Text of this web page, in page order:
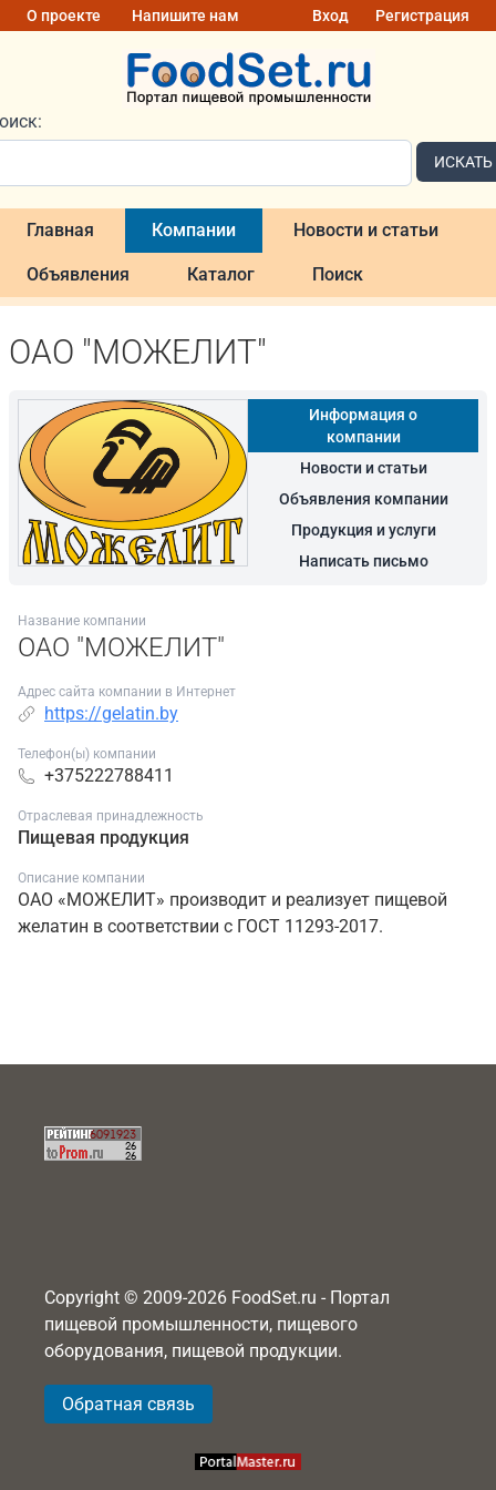
О проекте Напишите нам Вход Регистрация
ИСКАТЬ
Главная Компании Новости и статьи
Объявления Каталог Поиск
ОАО "МОЖЕЛИТ"
Информация о
компании
Новости и статьи
Объявления компании
Продукция и услуги
Написать письмо
Название компании
ОАО "МОЖЕЛИТ"
Адрес сайта компании в Интернет
https://gelatin.by
Телефон(ы) компании
+375222788411
Отраслевая принадлежность
Пищевая продукция
Описание компании
ОАО «МОЖЕЛИТ» производит и реализует пищевой
желатин в соответствии с ГОСТ 11293-2017.
Copyright © 2009-2026 FoodSet.ru - Портал
пищевой промышленности, пищевого
оборудования, пищевой продукции.
Обратная связь